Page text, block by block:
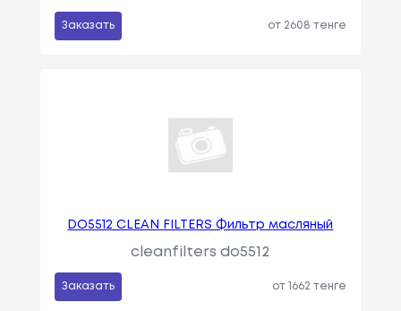
Заказать от 2608 тенге
DO5512 CLEAN FILTERS Фильтр масляный
cleanfilters do5512
Заказать от 1662 тенге